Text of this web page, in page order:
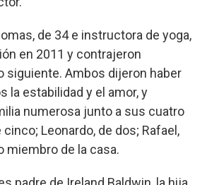
de 34 e instructora de yoga,
en 2011 y contrajeron
siguiente. Ambos dijeron haber
la estabilidad y el amor, y
numerosa junto a sus cuatro
Leonardo, de dos; Rafael,
miembro de la casa.